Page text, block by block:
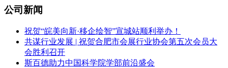
公司新闻
祝贺“皖美向新·移企绘智”宣城站顺利举办！
共谋行业发展 | 祝贺合肥市会展行业协会第五次会员大
会胜利召开
斯百德助力中国科学院学部前沿盛会